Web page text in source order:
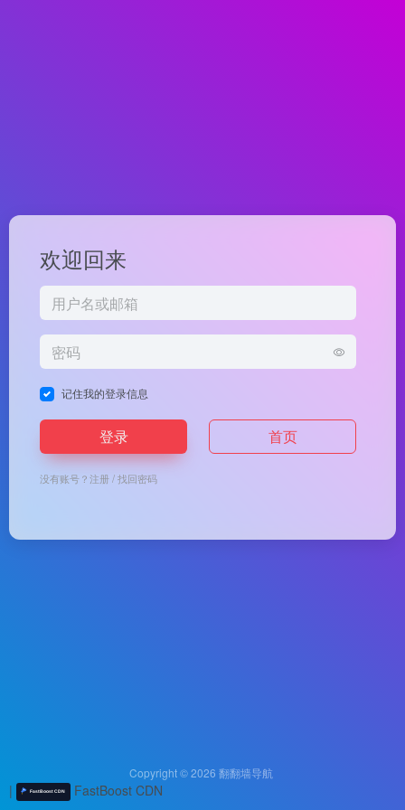
欢迎回来
记住我的登录信息
登录 首页
没有账号？注册/找回密码
Copyright © 2026 翻翻墙导航
| FastBoost CDN